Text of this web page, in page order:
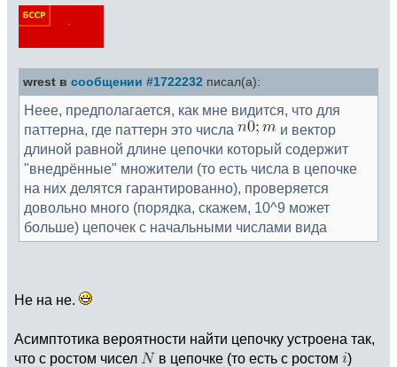
wrest в сообщении #1722232 писал(а):
Неее, предполагается, как мне видится, что для
паттерна, где паттерн это числа
и вектор
длиной равной длине цепочки который содержит
"внедрённые" множители (то есть числа в цепочке
на них делятся гарантированно), проверяется
довольно много (порядка, скажем, 10^9 может
больше) цепочек с начальными числами вида
Не на не.
Асимптотика вероятности найти цепочку устроена так,
что с ростом чисел
в цепочке (то есть с ростом
)